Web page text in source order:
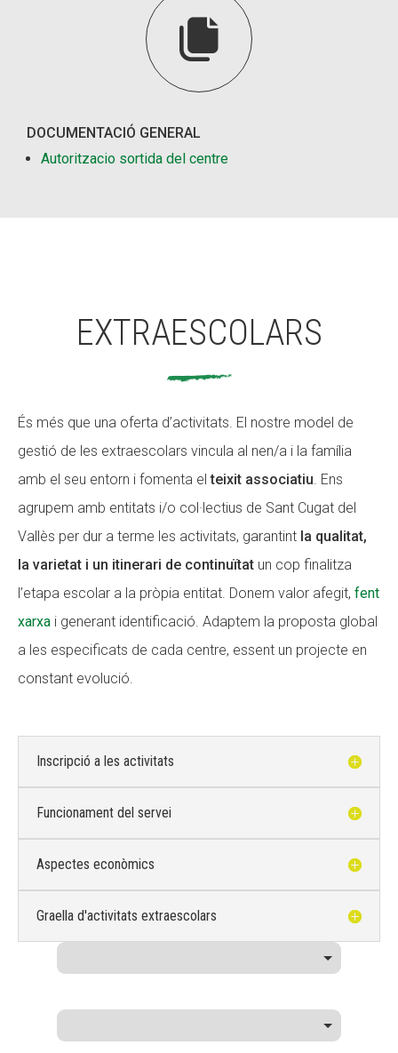

DOCUMENTACIÓ GENERAL
Autoritzacio sortida del centre
EXTRAESCOLARS
És més que una oferta d’activitats. El nostre model de
gestió de les extraescolars vincula al nen/a i la família
amb el seu entorn i fomenta elteixit associatiu. Ens
agrupem amb entitats i/o col·lectius de Sant Cugat del
Vallès per dur a terme les activitats, garantint la qualitat,
la varietat i un itinerari de continuïtat un cop finalitza
l’etapa escolar a la pròpia entitat. Donem valor afegit, fent
xarxa i generant identificació. Adaptem la proposta global
a les especificats de cada centre, essent un projecte en
constant evolució.
Inscripció a les activitats
Funcionament del servei
Aspectes econòmics
Graella d'activitats extraescolars